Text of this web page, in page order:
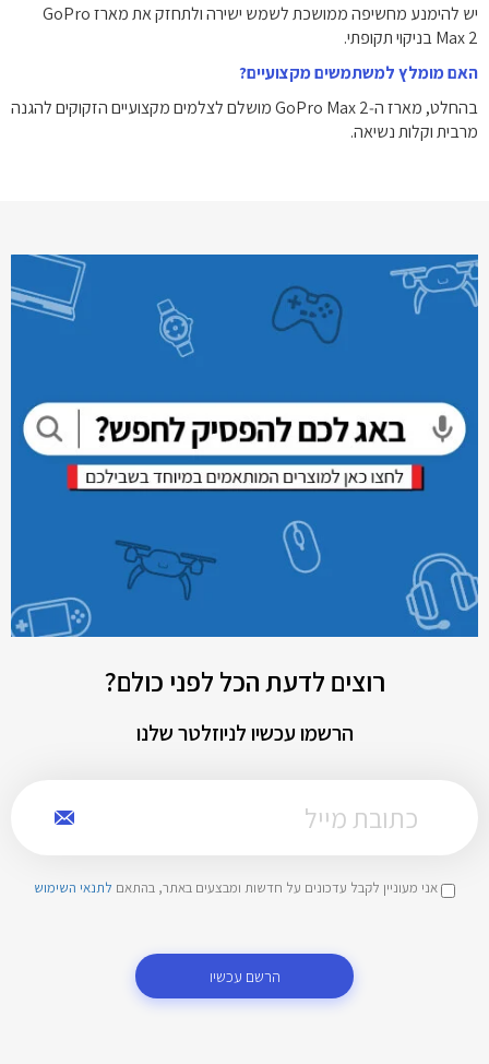
יש להימנע מחשיפה ממושכת לשמש ישירה ולתחזק את מארז GoPro
Max 2 בניקוי תקופתי.
האם מומלץ למשתמשים מקצועיים?
בהחלט, מארז ה‑GoPro Max 2 מושלם לצלמים מקצועיים הזקוקים להגנה
מרבית וקלות נשיאה.
רוצים לדעת הכל לפני כולם?
הרשמו עכשיו לניוזלטר שלנו
אני מעוניין לקבל עדכונים על חדשות ומבצעים באתר, בהתאם לתנאי השימוש
הרשם עכשיו